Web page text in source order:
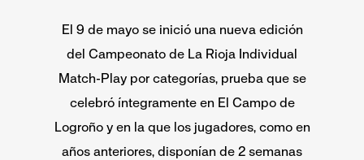
El 9 de mayo se inició una nueva edición
del Campeonato de La Rioja Individual
Match-Play por categorías, prueba que se
celebró íntegramente en El Campo de
Logroño y en la que los jugadores, como en
años anteriores, disponían de 2 semanas